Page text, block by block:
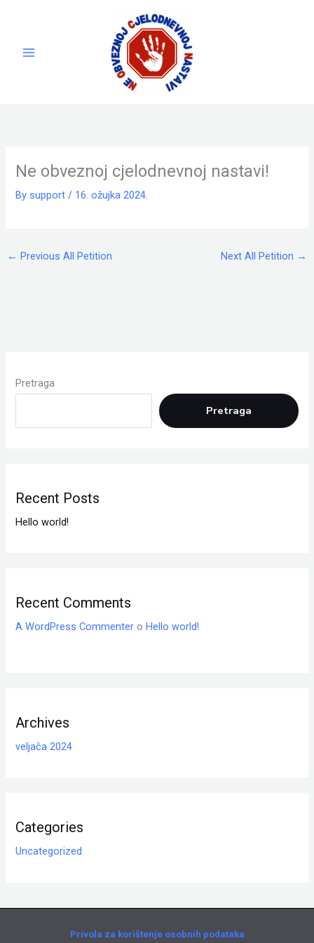
Ne obveznoj cjelodnevnoj nastavi!
By support/ 16. ožujka 2024.
← Previous All Petition Next All Petition →
Pretraga
Pretraga
Recent Posts
Hello world!
Recent Comments
A WordPress Commenter oHello world!
Archives
veljača 2024
Categories
Uncategorized
Privola za korištenje osobnih podataka